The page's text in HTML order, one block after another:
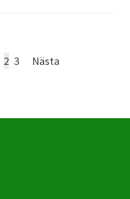
2 3 Nästa